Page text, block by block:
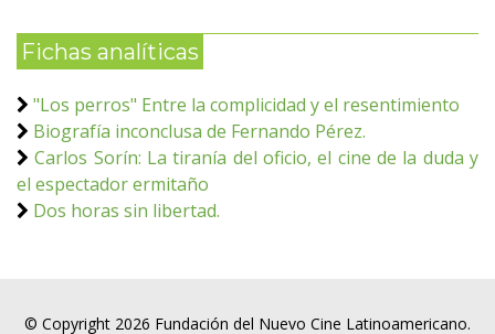
Fichas analíticas
"Los perros" Entre la complicidad y el resentimiento
Biografía inconclusa de Fernando Pérez.
Carlos Sorín: La tiranía del oficio, el cine de la duda y
el espectador ermitaño
Dos horas sin libertad.
© Copyright 2026 Fundación del Nuevo Cine Latinoamericano.